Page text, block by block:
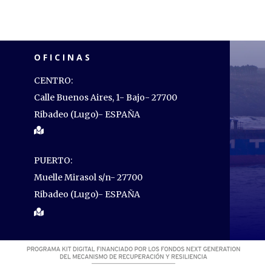
OFICINAS
CENTRO:
Calle Buenos Aires, 1- Bajo- 27700
Ribadeo (Lugo)- ESPAÑA

PUERTO:
Muelle Mirasol s/n- 27700
Ribadeo (Lugo)- ESPAÑA
